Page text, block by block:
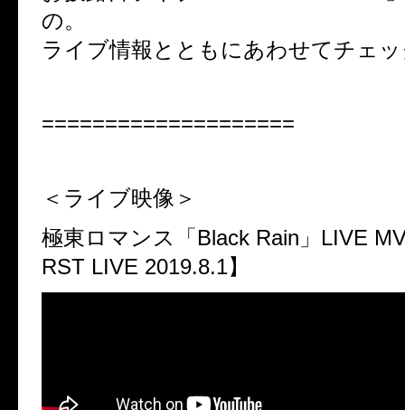
の。
ライブ情報とともにあわせてチェ
====================
＜ライブ映像＞
極東ロマンス「Black Rain」LIVE
RST LIVE 2019.8.1】